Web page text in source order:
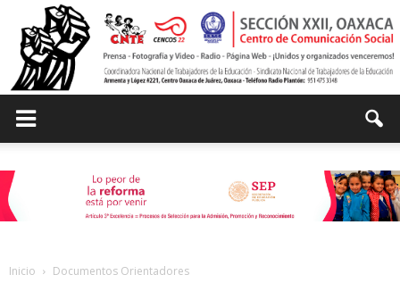
de
Inicio Documentos Orientadores